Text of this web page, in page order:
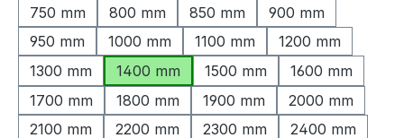
750 mm
800 mm 850 mm
900 mm
950 mm
1000 mm 1100 mm
1200 mm
1300 mm
1400 mm 1500 mm
1600 mm
1700 mm
1800 mm 1900 mm
2000 mm
2100 mm
2200 mm 2300 mm
2400 mm